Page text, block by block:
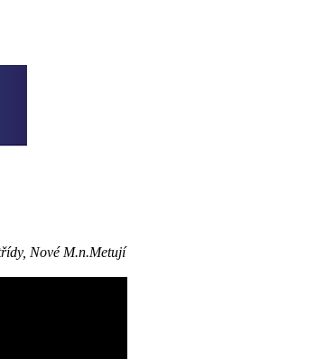
Nové M.n.Metují